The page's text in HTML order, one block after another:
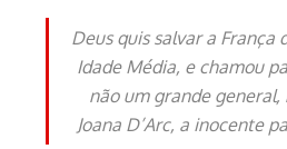
Deus quis salvar a França
Idade Média, e chamou
não um grande general,
Joana D’Arc, a inocente